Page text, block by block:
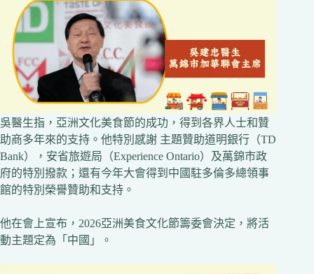
吳醫生指，亞洲文化美食節的成功，得到各界人士和贊
助商多年來的支持。他特別感謝 主題贊助道明銀行（TD
Bank），安省旅遊局（Experience Ontario）及萬錦市政
府的特別撥款；還有今年大會得到中國駐多倫多總領事
館的特別榮譽贊助和支持。
他在會上宣布，2026亞洲美食文化節籌委會決定，將活
動主題定為「中國」。